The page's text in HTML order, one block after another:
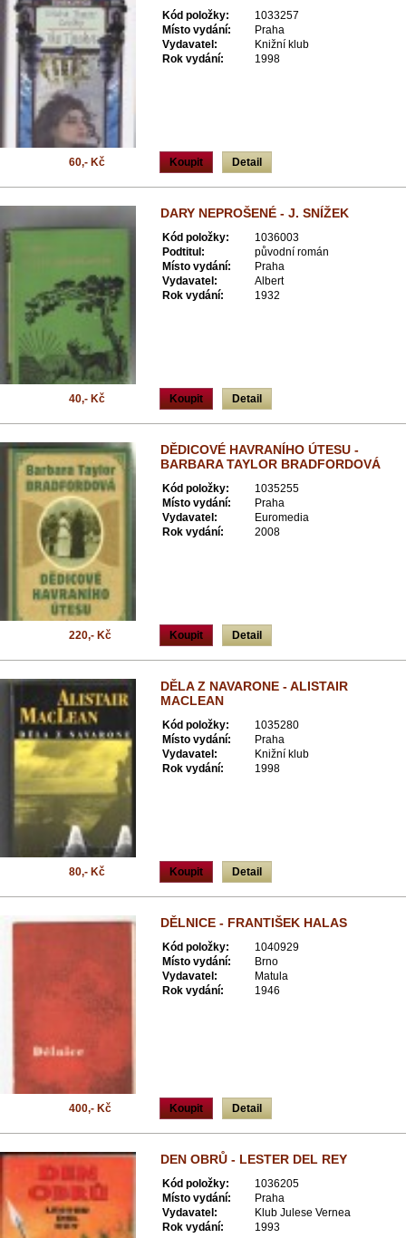
Kód položky:
1033257
Místo vydání:
Praha
Vydavatel:
Knižní klub
Rok vydání:
1998
Koupit Detail
60,- Kč
DARY NEPROŠENÉ - J. SNÍŽEK
Kód položky:
1036003
Podtitul:
původní román
Místo vydání:
Praha
Vydavatel:
Albert
Rok vydání:
1932
Koupit Detail
40,- Kč
DĚDICOVÉ HAVRANÍHO ÚTESU -
BARBARA TAYLOR BRADFORDOVÁ
Kód položky:
1035255
Místo vydání:
Praha
Vydavatel:
Euromedia
Rok vydání:
2008
Koupit Detail
220,- Kč
DĚLA Z NAVARONE - ALISTAIR
MACLEAN
Kód položky:
1035280
Místo vydání:
Praha
Vydavatel:
Knižní klub
Rok vydání:
1998
Koupit Detail
80,- Kč
DĚLNICE - FRANTIŠEK HALAS
Kód položky:
1040929
Místo vydání:
Brno
Vydavatel:
Matula
Rok vydání:
1946
Koupit Detail
400,- Kč
DEN OBRŮ - LESTER DEL REY
Kód položky:
1036205
Místo vydání:
Praha
Vydavatel:
Klub Julese Vernea
Rok vydání:
1993